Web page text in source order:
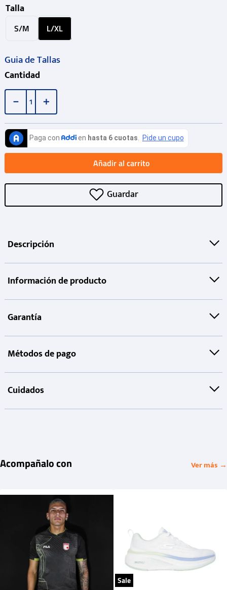
Talla
S/M L/XL
Guia de Tallas
Cantidad
＋
－
Añadir al carrito
Descripción
Información de producto
Garantía
Métodos de pago
Cuidados
Acompañalo con Ver más →
Sale